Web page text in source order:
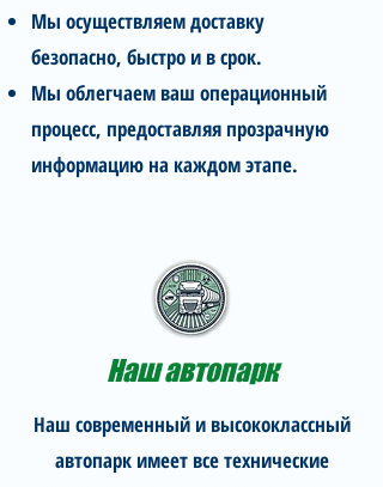
Мы осуществляем доставку
безопасно, быстро и в срок.
Мы облегчаем ваш операционный
процесс, предоставляя прозрачную
информацию на каждом этапе.
Наш автопарк
Наш современный и высококлассный
автопарк имеет все технические